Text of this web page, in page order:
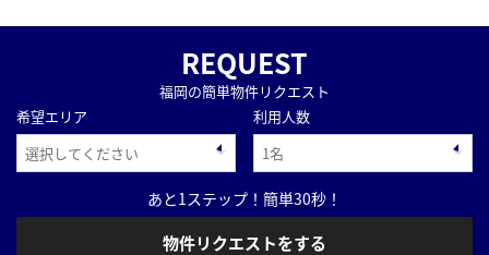
REQUEST
福岡の簡単物件リクエスト
希望エリア
利用人数
あと1ステップ！簡単30秒！
物件リクエストをする